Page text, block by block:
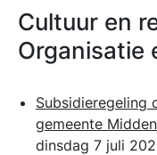
Cultuur en
Organisatie
Subsidieregeling
gemeente
dinsdag 7 juli